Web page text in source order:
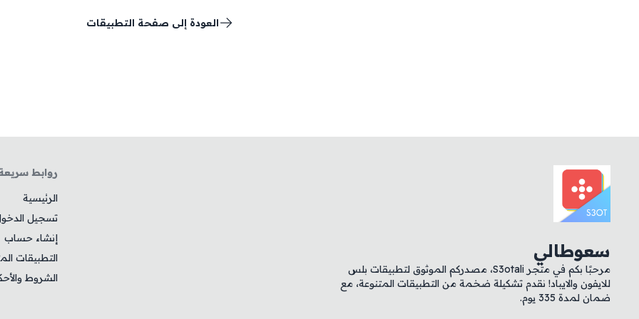
العودة إلى صفحة التطبيقات
سعوطالي
مرحبًا بكم في متجر S3otali، مصدركم الموثوق لتطبيقات بلس
للايفون والايباد! نقدم تشكيلة ضخمة من التطبيقات المتنوعة، مع
ضمان لمدة 335 يوم.
روابط
الرئيسية
تسجيل
إنشاء حساب
التطبيقات
الشروط